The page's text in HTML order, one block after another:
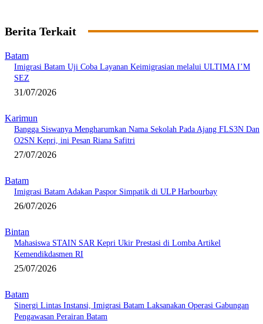
Berita Terkait
Batam
Imigrasi Batam Uji Coba Layanan Keimigrasian melalui ULTIMA I’M
SEZ
31/07/2026
Karimun
Bangga Siswanya Mengharumkan Nama Sekolah Pada Ajang FLS3N Dan
O2SN Kepri, ini Pesan Riana Safitri
27/07/2026
Batam
Imigrasi Batam Adakan Paspor Simpatik di ULP Harbourbay
26/07/2026
Bintan
Mahasiswa STAIN SAR Kepri Ukir Prestasi di Lomba Artikel
Kemendikdasmen RI
25/07/2026
Batam
Sinergi Lintas Instansi, Imigrasi Batam Laksanakan Operasi Gabungan
Pengawasan Perairan Batam